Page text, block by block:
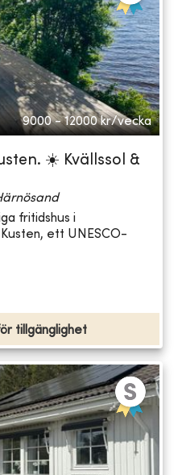
9000 - 12000 kr/vecka
☀️ Kvällssol &
fritidshus i
ett UNESCO-
tillgänglighet